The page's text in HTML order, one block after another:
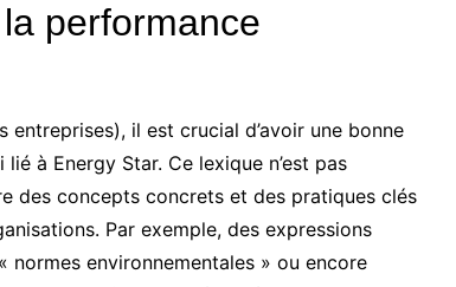
performance
entreprises), il est crucial d’avoir une bonne
à Energy Star. Ce lexique n’est pas
des concepts concrets et des pratiques clés
Par exemple, des expressions
normes environnementales » ou encore